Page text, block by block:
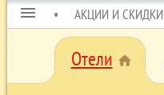
menu АКЦИИ И СКИДКИ
Отели home